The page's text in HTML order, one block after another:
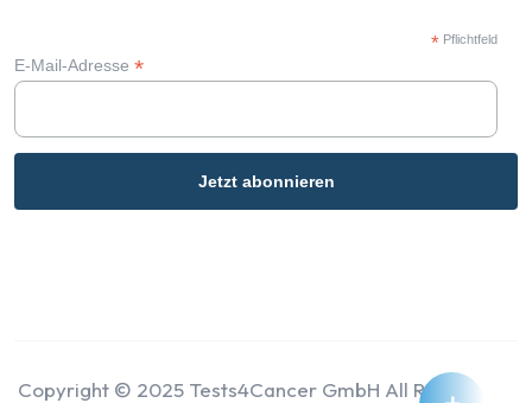
* Pflichtfeld
E-Mail-Adresse *
Copyright © 2025 Tests4Cancer GmbH All Rights